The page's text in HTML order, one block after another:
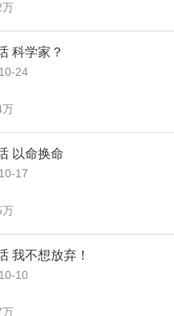
万
科学家？
24
万
以命换命
17
万
我不想放弃！
10
万